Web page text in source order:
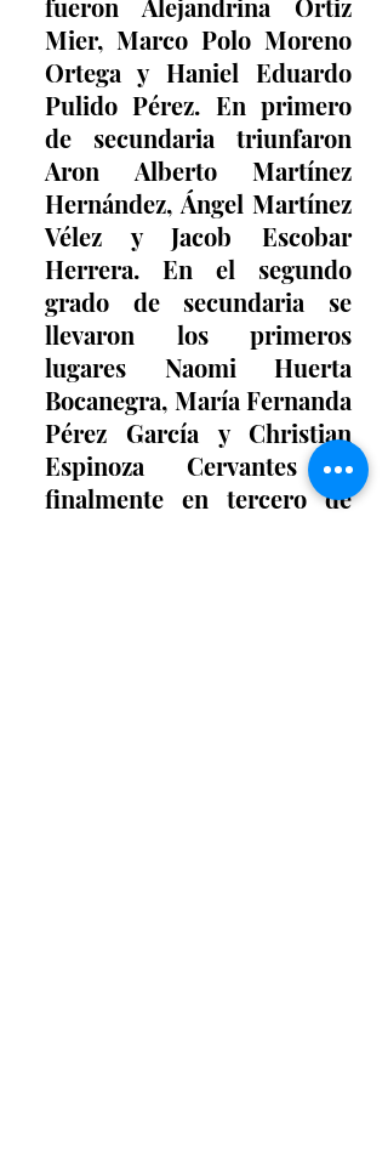
Mier, Marco Polo Moreno
Ortega y Haniel Eduardo
Pulido Pérez. En primero
de secundaria triunfaron
Aron Alberto Martínez
Hernández, Ángel Martínez
Vélez y Jacob Escobar
Herrera. En el segundo
grado de secundaria se
llevaron los primeros
lugares Naomi Huerta
Bocanegra, María Fernanda
Pérez García y Christian
Espinoza Cervantes Y
finalmente en tercero de